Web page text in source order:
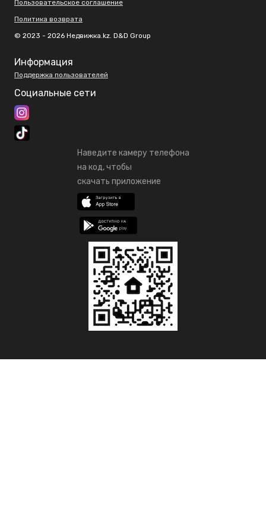
Пользовательское соглашение
Политика возврата
© 2023 - 2026 Недвижка.kz. D&D Group
Информация
Поддержка пользователей
Социальные сети
Наведите камеру телефона
на код, чтобы
скачать приложение